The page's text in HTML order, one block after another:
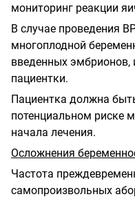
мониторинг реакции
В случае проведения
многоплодной
введенных эмбрионов,
пациентки.
Пациентка должна
потенциальном риске
начала лечения.
Осложнения
Частота
самопроизвольных